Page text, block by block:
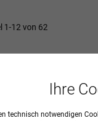
1-12 von 62
OP-
Ihre
technisch notwendigen